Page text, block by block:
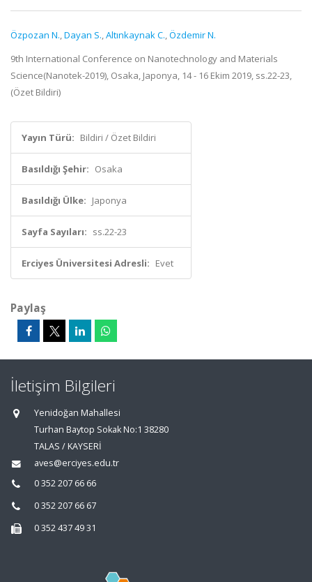
Özpozan N.,Dayan S.,Altınkaynak C.,Özdemir N.
9th International Conference on Nanotechnology and Materials
Science(Nanotek-2019), Osaka, Japonya, 14 - 16 Ekim 2019, ss.22-23,
(Özet Bildiri)
Yayın Türü: Bildiri / Özet Bildiri
Basıldığı Şehir: Osaka
Basıldığı Ülke: Japonya
Sayfa Sayıları: ss.22-23
Erciyes Üniversitesi Adresli: Evet
Paylaş
İletişim Bilgileri
Yenidoğan Mahallesi
Turhan Baytop Sokak No:1 38280
TALAS / KAYSERİ
aves@erciyes.edu.tr
0 352 207 66 66
0 352 207 66 67
0 352 437 49 31